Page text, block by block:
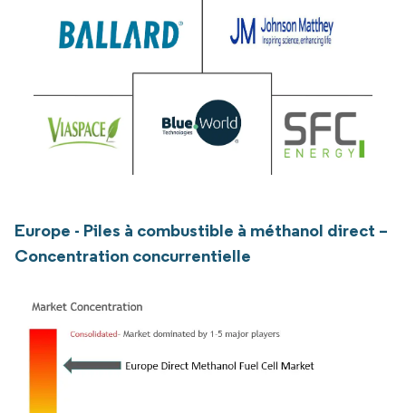
Europe - Piles à combustible à méthanol direct –
Concentration concurrentielle